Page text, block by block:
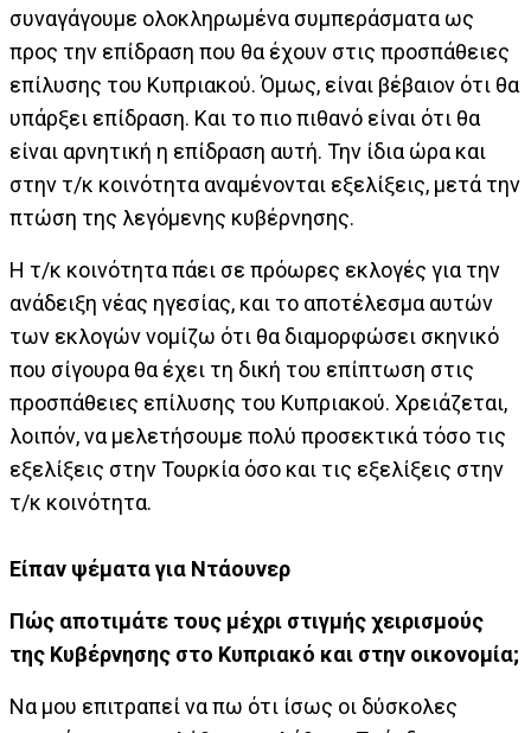
συναγάγουμε ολοκληρωμένα συμπεράσματα ως
προς την επίδραση που θα έχουν στις προσπάθειες
επίλυσης του Κυπριακού. Όμως, είναι βέβαιον ότι θα
υπάρξει επίδραση. Και το πιο πιθανό είναι ότι θα
είναι αρνητική η επίδραση αυτή. Την ίδια ώρα και
στην τ/κ κοινότητα αναμένονται εξελίξεις, μετά την
πτώση της λεγόμενης κυβέρνησης.
Η τ/κ κοινότητα πάει σε πρόωρες εκλογές για την
ανάδειξη νέας ηγεσίας, και το αποτέλεσμα αυτών
των εκλογών νομίζω ότι θα διαμορφώσει σκηνικό
που σίγουρα θα έχει τη δική του επίπτωση στις
προσπάθειες επίλυσης του Κυπριακού. Χρειάζεται,
λοιπόν, να μελετήσουμε πολύ προσεκτικά τόσο τις
εξελίξεις στην Τουρκία όσο και τις εξελίξεις στην
τ/κ κοινότητα.
Είπαν ψέματα για Ντάουνερ
Πώς αποτιμάτε τους μέχρι στιγμής χειρισμούς
της Κυβέρνησης στο Κυπριακό και στην οικονομία;
Να μου επιτραπεί να πω ότι ίσως οι δύσκολες